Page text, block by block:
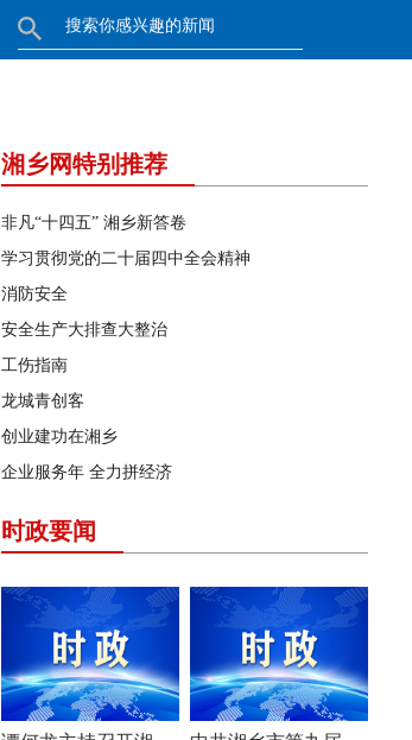
湘乡网特别推荐
非凡“十四五” 湘乡新答卷
学习贯彻党的二十届四中全会精神
消防安全
安全生产大排查大整治
工伤指南
龙城青创客
创业建功在湘乡
企业服务年 全力拼经济
时政要闻